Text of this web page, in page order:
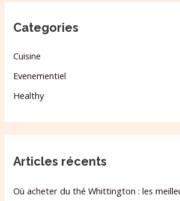
Categories
Cuisine
Evenementiel
Healthy
Articles récents
Où acheter du thé Whittington : les